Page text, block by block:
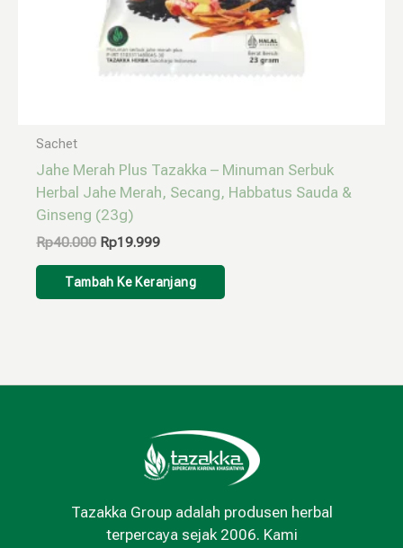
Sachet
Jahe Merah Plus Tazakka – Minuman Serbuk
Herbal Jahe Merah, Secang, Habbatus Sauda &
Ginseng (23g)
Rp40.000 Rp19.999
Tambah Ke Keranjang
Tazakka Group adalah produsen herbal
terpercaya sejak 2006. Kami